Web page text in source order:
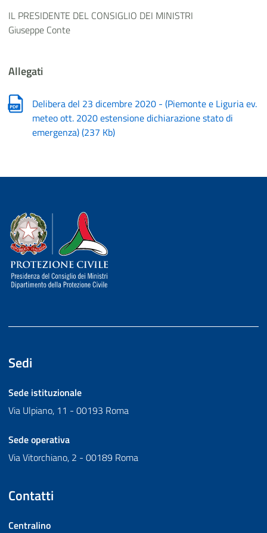
IL PRESIDENTE DEL CONSIGLIO DEI MINISTRI
Giuseppe Conte
Allegati
Delibera del 23 dicembre 2020 - (Piemonte e Liguria ev.
meteo ott. 2020 estensione dichiarazione stato di
emergenza)(237 Kb)
Dipartimento della Protezione Civile
Sedi
Sede istituzionale
Via Ulpiano, 11 - 00193 Roma
Sede operativa
Via Vitorchiano, 2 - 00189 Roma
Contatti
Centralino